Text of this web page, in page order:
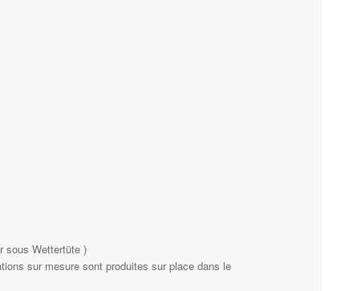
sous Wettertüte )
sur mesure sont produites sur place dans le